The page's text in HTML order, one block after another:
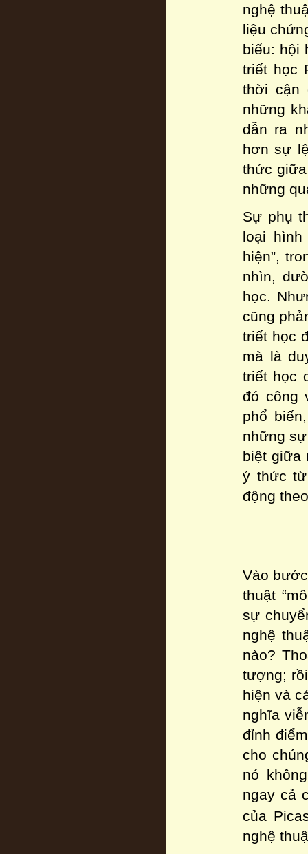
nghệ
liệu
biểu: hội
triết học
thời cận
những
dẫn ra
hơn sự
thức
những
Sự phụ
loại hình
hiện”,
nhìn,
học.
cũng
triết học
mà là
triết học
đó công
phổ
những
biệt giữa
ý thức
động
Vào
thuật
sự
nghệ
nào?
tượng;
hiện và
nghĩa
đỉnh
cho
nó
ngay cả
của
nghệ